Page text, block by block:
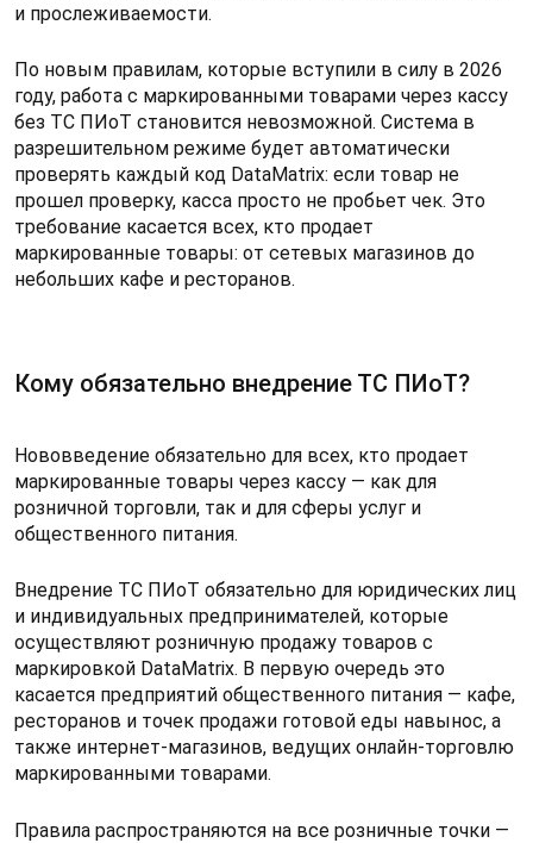
и прослеживаемости.
По новым правилам, которые вступили в силу в 2026
году, работа с маркированными товарами через кассу
без ТС ПИоТ становится невозможной. Система в
разрешительном режиме будет автоматически
проверять каждый код DataMatrix: если товар не
прошел проверку, касса просто не пробьет чек. Это
требование касается всех, кто продает
маркированные товары: от сетевых магазинов до
небольших кафе и ресторанов.
Кому обязательно внедрение ТС ПИоТ?
Нововведение обязательно для всех, кто продает
маркированные товары через кассу — как для
розничной торговли, так и для сферы услуг и
общественного питания.
Внедрение ТС ПИоТ обязательно для юридических лиц
и индивидуальных предпринимателей, которые
осуществляют розничную продажу товаров с
маркировкой DataMatrix. В первую очередь это
касается предприятий общественного питания — кафе,
ресторанов и точек продажи готовой еды навынос, а
также интернет-магазинов, ведущих онлайн-торговлю
маркированными товарами.
Правила распространяются на все розничные точки —